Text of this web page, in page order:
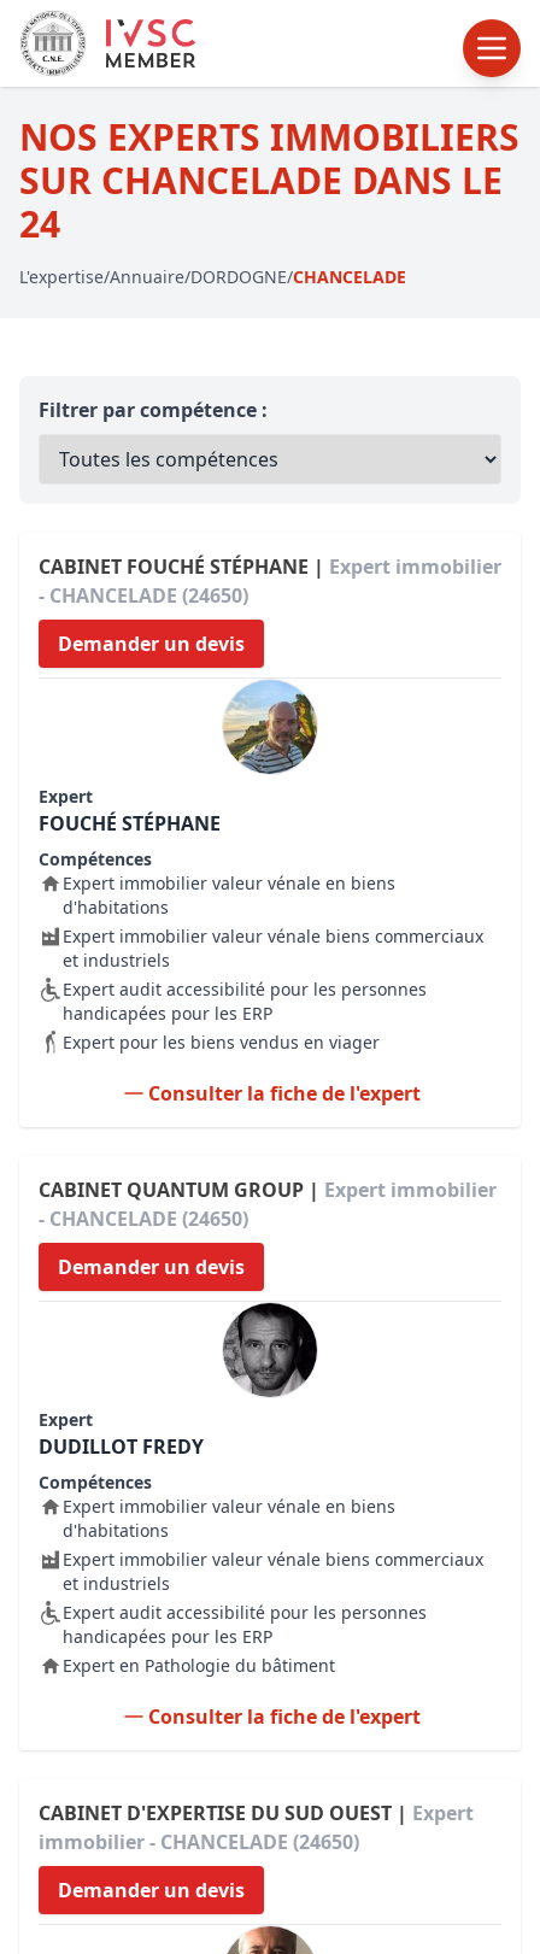
NOS EXPERTS IMMOBILIERS
SUR CHANCELADE DANS LE
24
L'expertise/Annuaire/DORDOGNE/CHANCELADE
Filtrer par compétence :
CABINET FOUCHÉ STÉPHANE | Expert immobilier
- CHANCELADE (24650)
Demander un devis
Expert
FOUCHÉ STÉPHANE
Compétences
Expert immobilier valeur vénale en biens
d'habitations
Expert immobilier valeur vénale biens commerciaux
et industriels
Expert audit accessibilité pour les personnes
handicapées pour les ERP
Expert pour les biens vendus en viager
Consulter la fiche de l'expert
CABINET QUANTUM GROUP | Expert immobilier
- CHANCELADE (24650)
Demander un devis
Expert
DUDILLOT FREDY
Compétences
Expert immobilier valeur vénale en biens
d'habitations
Expert immobilier valeur vénale biens commerciaux
et industriels
Expert audit accessibilité pour les personnes
handicapées pour les ERP
Expert en Pathologie du bâtiment
Consulter la fiche de l'expert
CABINET D'EXPERTISE DU SUD OUEST | Expert
immobilier - CHANCELADE (24650)
Demander un devis